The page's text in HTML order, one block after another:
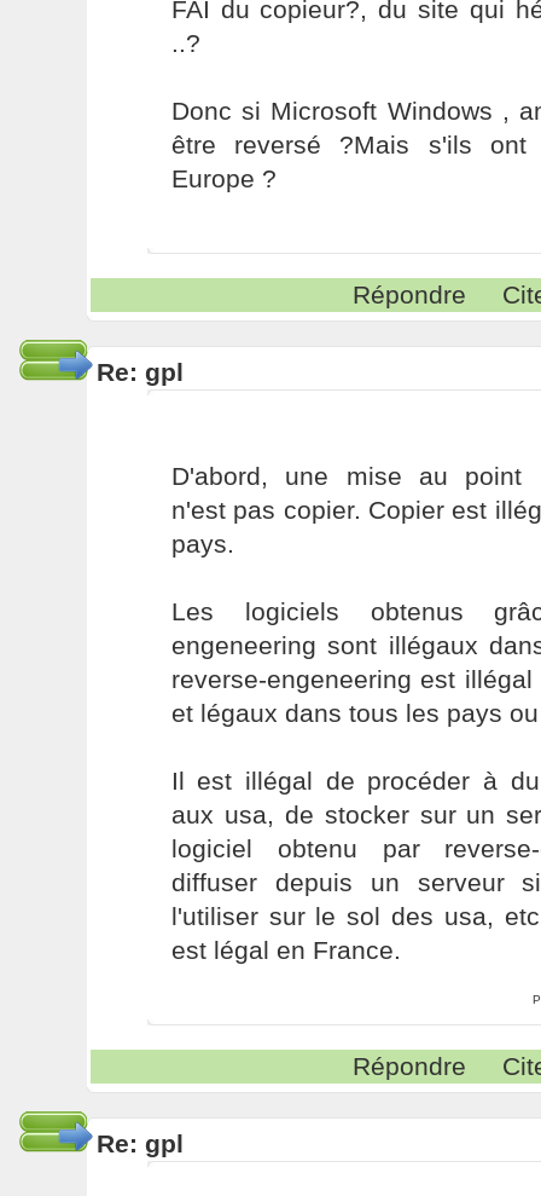
FAI du copieur?, du site qui
..?
Donc si Microsoft Windows ,
être reversé ?Mais s'ils ont
Europe ?
Répondre
Re: gpl
D'abord, une mise au point
n'est pas copier. Copier est
pays.
Les logiciels obtenus
engeneering sont illégaux
reverse-engeneering est
et légaux dans tous les pays
Il est illégal de procéder à du
aux usa, de stocker sur un
logiciel obtenu par
diffuser depuis un serveur
l'utiliser sur le sol des usa,
est légal en France.
Répondre
Re: gpl